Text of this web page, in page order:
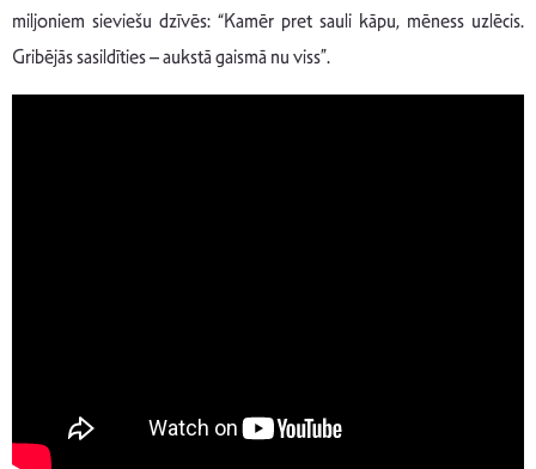
miljoniem sieviešu dzīvēs: “Kamēr pret sauli kāpu, mēness uzlēcis.
Gribējās sasildīties – aukstā gaismā nu viss”.